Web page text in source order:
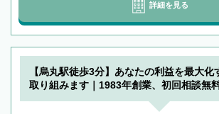
詳細を見る
【烏丸駅徒歩3分】あなたの利益を最大化
取り組みます｜1983年創業、初回相談無